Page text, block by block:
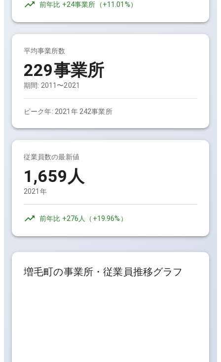
前年比 +24事業所 （+11.01%）
平均事業所数
229事業所
期間: 2011〜2021
ピーク年: 2021年 242事業所
従業員数の最新値
1,659人
2021年
前年比 +276人 （ +19.96% ）
増毛町の事業所・従業員推移グラフ